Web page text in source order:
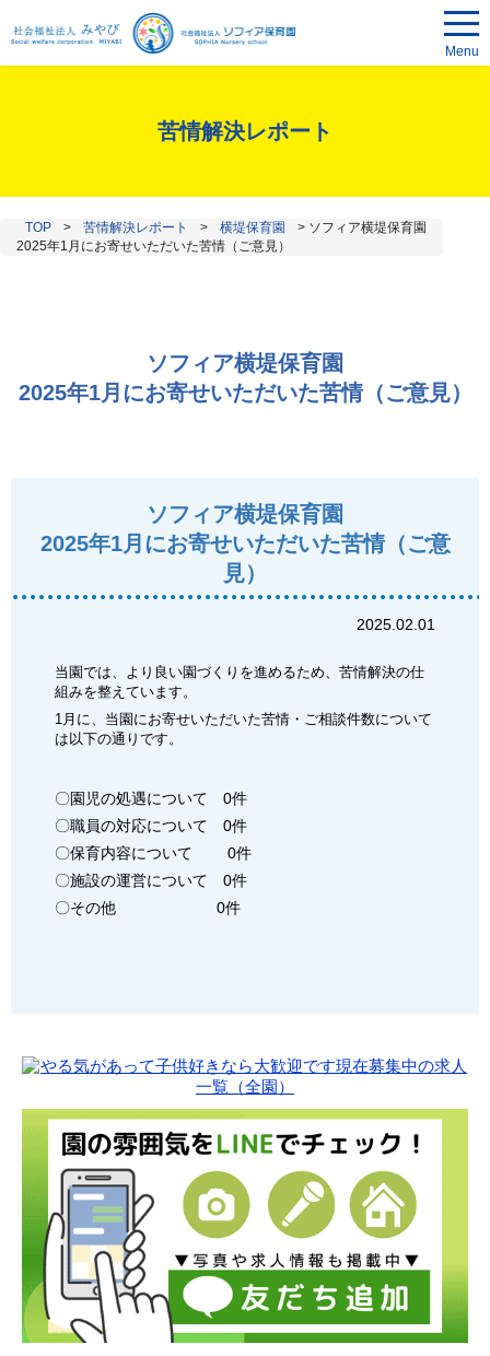
Menu
苦情解決レポート
TOP > 苦情解決レポート > 横堤保育園 > ソフィア横堤保育園
2025年1月にお寄せいただいた苦情（ご意見）
ソフィア横堤保育園
2025年1月にお寄せいただいた苦情（ご意見）
ソフィア横堤保育園
2025年1月にお寄せいただいた苦情（ご意
見）
2025.02.01
当園では、より良い園づくりを進めるため、苦情解決の仕
組みを整えています。
1月に、当園にお寄せいただいた苦情・ご相談件数について
は以下の通りです。
〇園児の処遇について 0件
〇職員の対応について 0件
〇保育内容について 0件
〇施設の運営について 0件
〇その他 0件